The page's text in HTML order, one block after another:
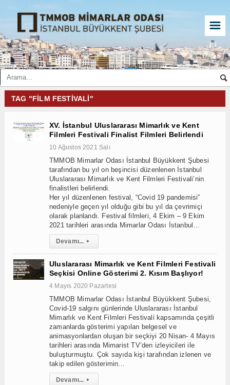
☰
TAG "FILM FESTIVALI"
XV. İstanbul Uluslararası Mimarlık ve Kent
Filmleri Festivali Finalist Filmleri Belirlendi
10 Ağustos 2021 Salı
TMMOB Mimarlar Odası İstanbul Büyükkent Şubesi
tarafından bu yıl on beşincisi düzenlenen İstanbul
Uluslararası Mimarlık ve Kent Filmleri Festivali’nin
finalistleri belirlendi.
Her yıl düzenlenen festival, “Covid 19 pandemisi”
nedeniyle geçen yıl olduğu gibi bu yıl da çevrimiçi
olarak planlandı. Festival filmleri, 4 Ekim – 9 Ekim
2021 tarihleri arasında Mimarlar Odası İstanbul…
Devamı... ▸
Uluslararası Mimarlık ve Kent Filmleri Festivali
Seçkisi Online Gösterimi 2. Kısım Başlıyor!
4 Mayıs 2020 Pazartesi
TMMOB Mimarlar Odası İstanbul Büyükkent Şubesi,
Covid-19 salgını günlerinde Uluslararası İstanbul
Mimarlık ve Kent Filmleri Festivali kapsamında çeşitli
zamanlarda gösterimi yapılan belgesel ve
animasyonlardan oluşan bir seçkiyi 20 Nisan- 4 Mayıs
tarihleri arasında Mimarist TV’den izleyicileri ile
buluşturmuştu. Çok sayıda kişi tarafından izlenen ve
takip edilen gösterimin…
Devamı... ▸